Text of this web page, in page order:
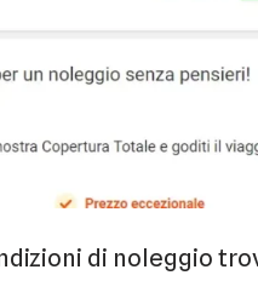
di noleggio